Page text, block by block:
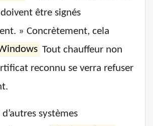
être signés
» Concrètement, cela
Tout chauffeur non
reconnu se verra refuser
systèmes